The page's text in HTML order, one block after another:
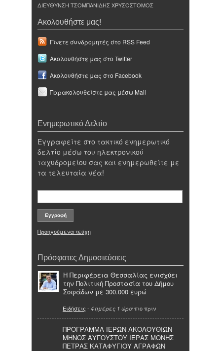
ΔΙΕΥΘΥΝΣΗ ΤΣΟΜΠΑΝΙΔΗΣ ΧΡΥΣΟΣΤΟΜΟΣ
Ακολουθήστε μας!
Γίνετε συνδρομητές στο RSS Feed
Ακολουθήστε μας στο Twitter
Ακολουθήστε μας στο Facebook
Παρακολουθείστε μας μέσω Mail
Ενημερωτικό Δελτίο
Εγγραφείτε στο τακτικό ενημερωτικό
δελτίο μέσω του ηλεκτρονικού
ταχυδρομείου σας και ενημερωθείτε με
τα τελευταία νέα!
Προηγούμενα τεύχη
Πρόσφατες Δημοσιεύσεις
Η Περιφέρεια Θεσσαλίας ενισχύει
την Πολιτική Προστασία του Δήμου
Σοφάδων με 300.000 ευρώ
Ειδήσεις - 4 ημέρες 1 ώρα πιο πριν
ΠΡΟΓΡΑΜΜΑ ΙΕΡΩΝ ΑΚΟΛΟΥΘΙΩΝ
ΜΗΝΟΣ ΑΥΓΟΥΣΤΟΥ ΙΕΡΑΣ ΜΟΝΗΣ
ΠΕΤΡΑΣ ΚΑΤΑΦΥΓΙΟΥ ΑΓΡΑΦΩΝ